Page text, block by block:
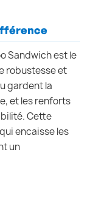
Sandwich est le
robustesse et
gardent la
et les renforts
Cette
encaisse les
un